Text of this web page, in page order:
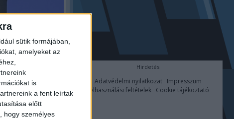
sütik formájában,
amelyeket az
is
a fent leírtak
előtt
hogy személyes
Hirdetés
Adatvédelmi nyilatkozat Impresszum
Felhasználási feltételek Cookie tájékoztató